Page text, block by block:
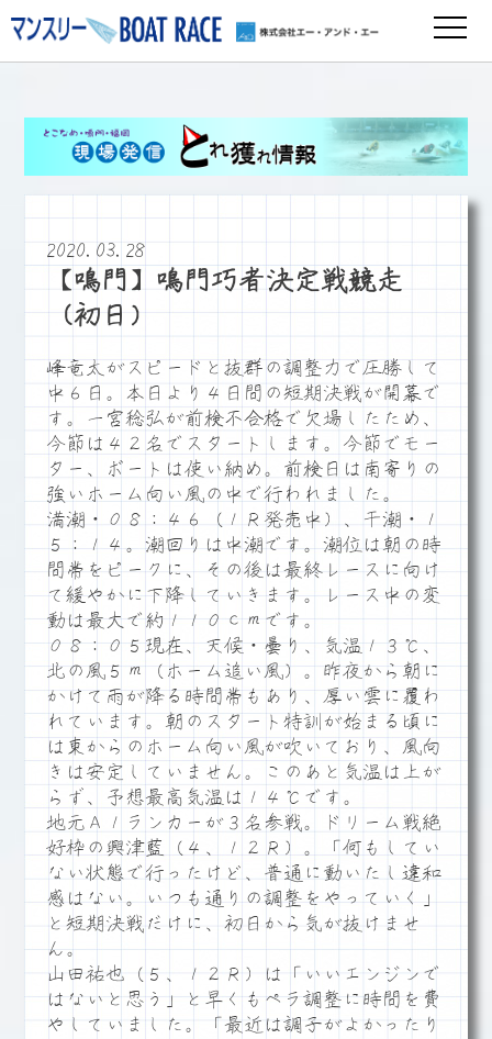
2020.03.28
【鳴門】鳴門巧者決定戦競走
（初日）
峰竜太がスピードと抜群の調整力で圧勝して
中６日。本日より４日間の短期決戦が開幕で
す。一宮稔弘が前検不合格で欠場したため、
今節は４２名でスタートします。今節でモー
ター、ボートは使い納め。前検日は南寄りの
強いホーム向い風の中で行われました。
満潮・０８：４６（１Ｒ発売中）、干潮・１
５：１４。潮回りは中潮です。潮位は朝の時
間帯をピークに、その後は最終レースに向け
て緩やかに下降していきます。レース中の変
動は最大で約１１０ｃｍです。
０８：０５現在、天候・曇り、気温１３℃、
北の風５ｍ（ホーム追い風）。昨夜から朝に
かけて雨が降る時間帯もあり、厚い雲に覆わ
れています。朝のスタート特訓が始まる頃に
は東からのホーム向い風が吹いており、風向
きは安定していません。このあと気温は上が
らず、予想最高気温は１４℃です。
地元Ａ１ランカーが３名参戦。ドリーム戦絶
好枠の興津藍（４、１２Ｒ）。「何もしてい
ない状態で行ったけど、普通に動いたし違和
感はない。いつも通りの調整をやっていく」
と短期決戦だけに、初日から気が抜けませ
ん。
山田祐也（５、１２Ｒ）は「いいエンジンで
はないと思う」と早くもペラ調整に時間を費
やしていました。「最近は調子がよかったり